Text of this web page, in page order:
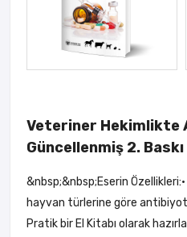
Veteriner
Güncellenmiş 2. Baskı
&nbsp;&nbsp;Eserin
hayvan türlerine göre
Pratik bir El Kitabı olarak